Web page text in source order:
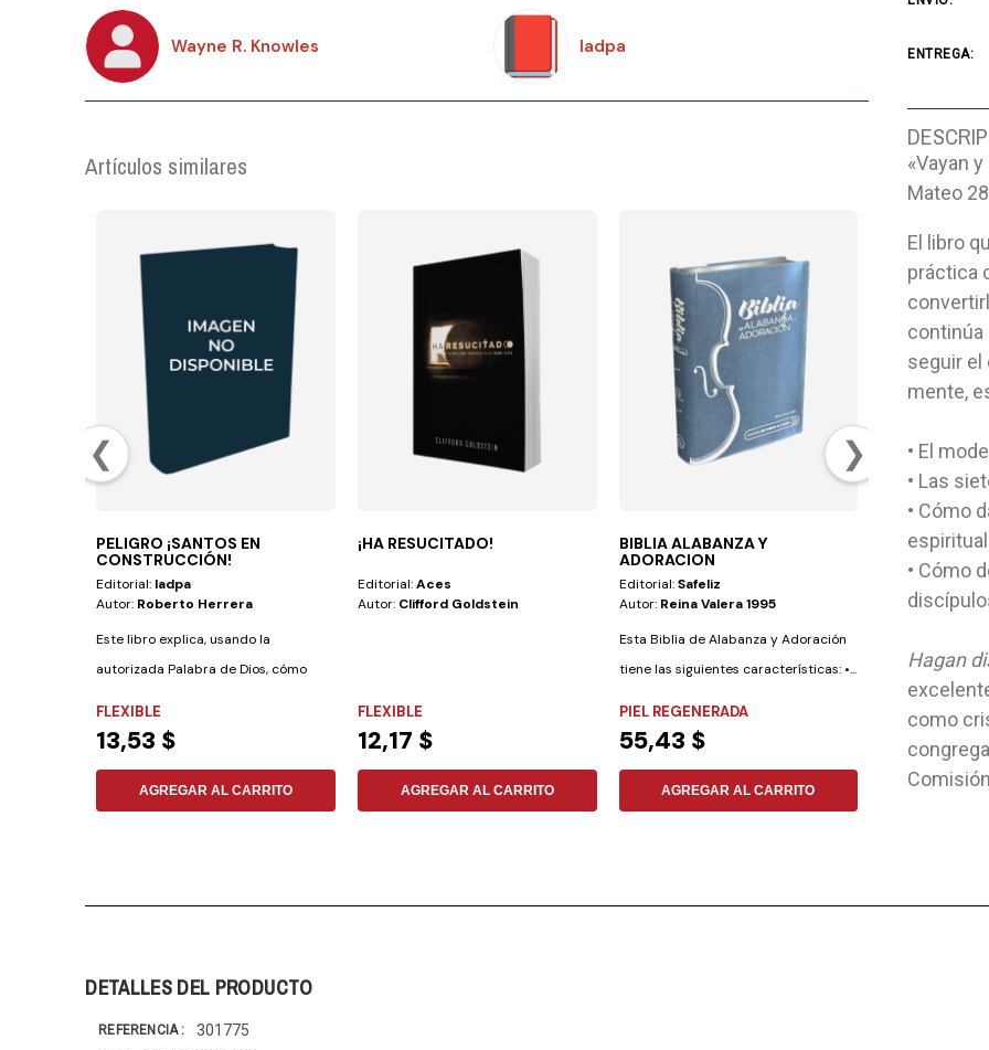
Wayne R. Knowles Iadpa
Artículos similares
❮ ❯
PELIGRO ¡SANTOS EN
CONSTRUCCIÓN!
Editorial: Iadpa
Autor: Roberto Herrera
Este libro explica, usando la
autorizada Palabra de Dios, cómo
FLEXIBLE
13,53 $
AGREGAR AL CARRITO
¡HA RESUCITADO!
Editorial:Aces
Autor: Clifford Goldstein
FLEXIBLE
12,17 $
AGREGAR AL CARRITO
BIBLIA ALABANZA Y
ADORACION
Editorial:Safeliz
Autor: Reina Valera 1995
Esta Biblia de Alabanza y Adoración
tiene las siguientes características: •...
PIEL REGENERADA
55,43 $
AGREGAR AL CARRITO
LA FUERZA
Autor:No
NO
35,36 $
ENTREGA:
«Vayan
Mateo
El libro
práctica
continúa
seguir el
mente,
• El
• Las
• Cómo
espiritual
• Cómo
Hagan
como
DETALLES DEL PRODUCTO
REFERENCIA 301775